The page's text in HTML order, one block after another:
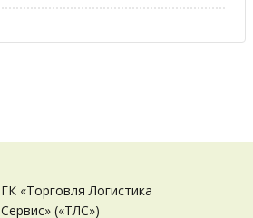
ГК «Торговля Логистика
Сервис» («ТЛС»)